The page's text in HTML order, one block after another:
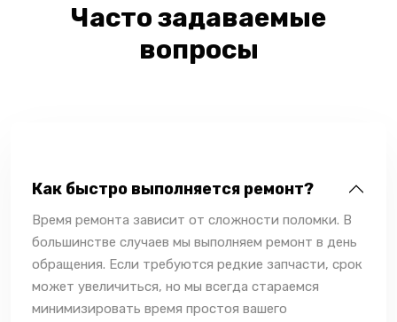
Часто задаваемые
вопросы
Как быстро выполняется ремонт?
Время ремонта зависит от сложности поломки. В
большинстве случаев мы выполняем ремонт в день
обращения. Если требуются редкие запчасти, срок
может увеличиться, но мы всегда стараемся
минимизировать время простоя вашего